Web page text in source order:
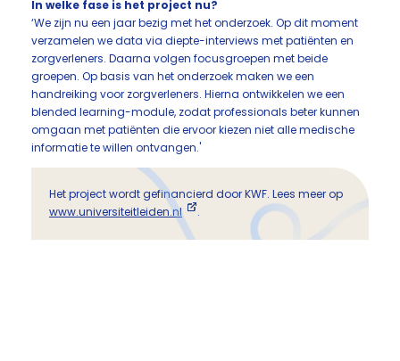
In welke fase is het project nu?
‘We zijn nu een jaar bezig met het onderzoek. Op dit moment
verzamelen we data via diepte-interviews met patiënten en
zorgverleners. Daarna volgen focusgroepen met beide
groepen. Op basis van het onderzoek maken we een
handreiking voor zorgverleners. Hierna ontwikkelen we een
blended learning-module, zodat professionals beter kunnen
omgaan met patiënten die ervoor kiezen niet alle medische
informatie te willen ontvangen.'
Het project wordt gefinancierd door KWF. Lees meer op
www.universiteitleiden.nl
.